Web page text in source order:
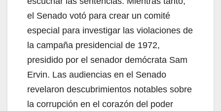
el Senado votó para crear un comité
especial para investigar las violaciones de
la campaña presidencial de 1972,
presidido por el senador demócrata Sam
Ervin. Las audiencias en el Senado
revelaron descubrimientos notables sobre
la corrupción en el corazón del poder